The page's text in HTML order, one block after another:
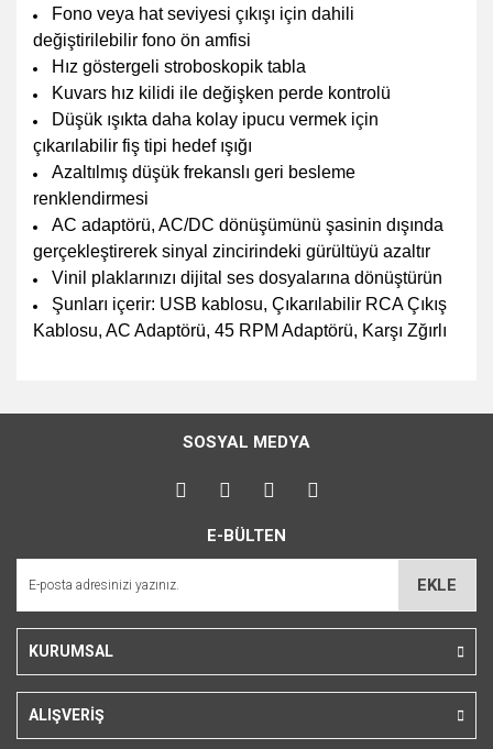
Fono veya hat seviyesi çıkışı için dahili
değiştirilebilir fono ön amfisi
Hız göstergeli stroboskopik tabla
Kuvars hız kilidi ile değişken perde kontrolü
Düşük ışıkta daha kolay ipucu vermek için
çıkarılabilir fiş tipi hedef ışığı
Azaltılmış düşük frekanslı geri besleme
renklendirmesi
AC adaptörü, AC/DC dönüşümünü şasinin dışında
gerçekleştirerek sinyal zincirindeki gürültüyü azaltır
Vinil plaklarınızı dijital ses dosyalarına dönüştürün
Şunları içerir: USB kablosu, Çıkarılabilir RCA Çıkış
Kablosu, AC Adaptörü, 45 RPM Adaptörü, Karşı Zğırlı
konularda yetersiz gördüğünüz noktaları öneri formunu
kullanarak tarafımıza iletebilirsiniz.
Görüş ve önerileriniz için teşekkür ederiz.
Ürün açıklamasında eksik bilgiler bulunuyor.
Bu ürüne benzer farklı alternatifler olmalı.
SOSYAL MEDYA
E-BÜLTEN
EKLE
KURUMSAL
ALIŞVERİŞ